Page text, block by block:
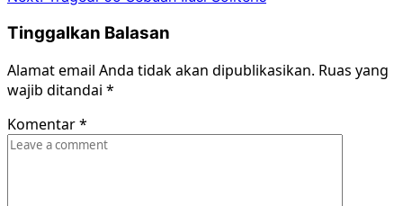
Tinggalkan Balasan
Alamat email Anda tidak akan dipublikasikan. Ruas yang
wajib ditandai *
Komentar*